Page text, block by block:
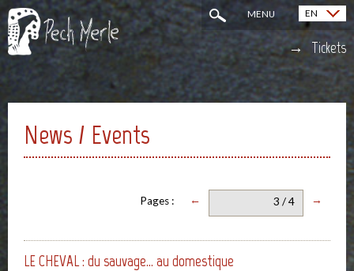
MENU EN
Français (FR)
Tickets
News / Events
→
3 / 4
←
Pages :
LE CHEVAL : du sauvage... au domestique